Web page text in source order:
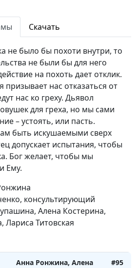
Скачать
не было бы похоти внутри, то
не были бы для него
на похоть дает отклик.
призывает нас отказаться от
нас ко греху. Дьявол
для греха, но мы сами
– устоять, или пасть.
быть искушаемыми сверх
допускает испытания, чтобы
Бог желает, чтобы мы
Ему.
консультирующий
Алена Костерина,
Титовская
психолог, Анна
Богатская, Ольга
Паршакова, Анна
Варенова, Вилина
Парфенова
Анна Ронжина, Алена
консультирующий
психолог, Юлия
Лупашина, Алена
Костерина, Анастасия
Смирнова, Анжела
Анна Ронжина, Ольга
Лебедева, клинический
психолог, Феофанова
Ольга, Митрофанова
Елена, Варенова Анна,
Анна Ронжина, Алена
#95